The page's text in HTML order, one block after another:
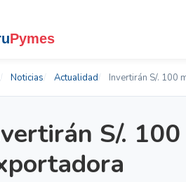
Noticias Actualidad Invertirán S/. 100
S/.